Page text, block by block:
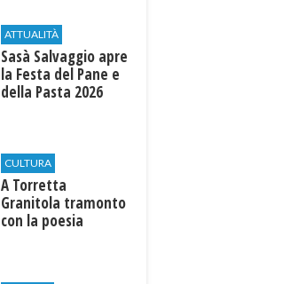
ATTUALITÀ
Sasà Salvaggio apre
la Festa del Pane e
della Pasta 2026
CULTURA
​A Torretta
Granitola tramonto
con la poesia